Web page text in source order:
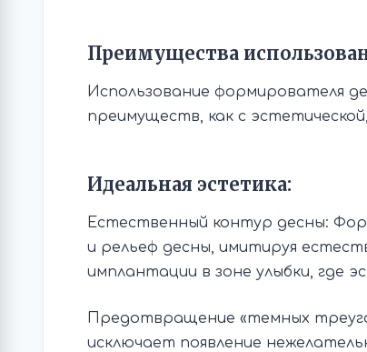
Преимущества
Использование формирователя
преимуществ, как с
Идеальная эстетика:
Естественный контур десны:
и рельеф десны, имитируя
имплантации в зоне улыбки, где
Предотвращение «темных
исключает появление